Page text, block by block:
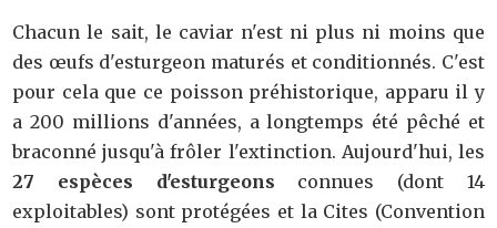
Chacun le sait, le caviar n'est ni plus ni moins que
des œufs d'esturgeon maturés et conditionnés. C'est
pour cela que ce poisson préhistorique, apparu il y
a 200 millions d'années, a longtemps été pêché et
braconné jusqu'à frôler l'extinction. Aujourd'hui, les
27 espèces d'esturgeons connues (dont 14
exploitables) sont protégées et la Cites (Convention